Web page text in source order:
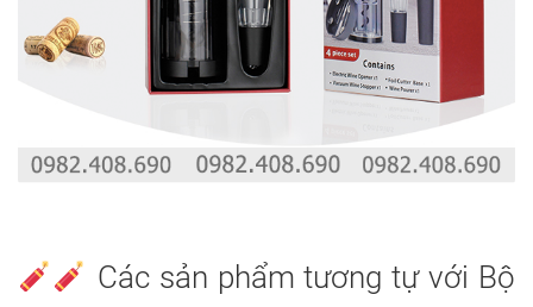
Các sản phẩm tương tự với Bộ